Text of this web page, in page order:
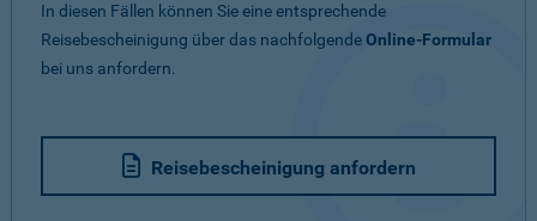
In diesen Fällen können Sie eine entsprechende
Reisebescheinigung über das nachfolgendeOnline-Formular
bei uns anfordern.
Reisebescheinigung anfordern